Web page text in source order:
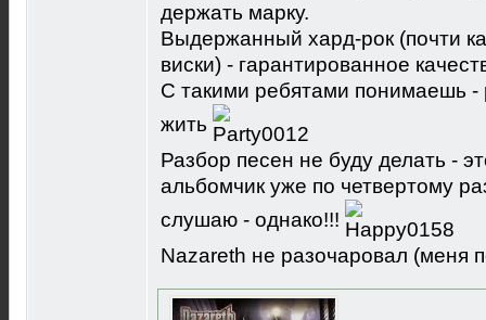
держать марку.
Выдержанный хард-рок (почти
виски) - гарантированное
С такими ребятами понимаешь
жить
Разбор песен не буду делать -
альбомчик уже по четвертому
слушаю - однако!!!
Nazareth не разочаровал (меня